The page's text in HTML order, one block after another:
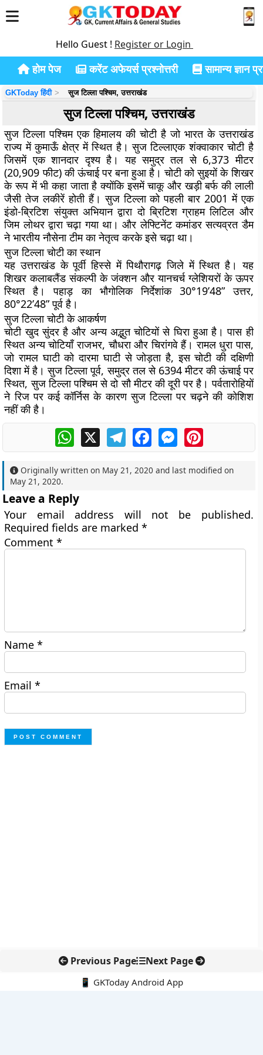
Hello Guest ! Register or Login
होम पेज करेंट अफेयर्स प्रश्नोत्तरी सामान्य ज्ञान
GKToday हिंदी सुज टिल्ला पश्चिम, उत्तराखंड
सुज टिल्ला पश्चिम, उत्तराखंड
सुज टिल्ला पश्चिम एक हिमालय की चोटी है जो भारत के उत्तराखंड
राज्य में कुमाऊँ क्षेत्र में स्थित है। सुज टिल्लाएक शंक्वाकार चोटी है
जिसमें एक शानदार दृश्य है। यह समुद्र तल से 6,373 मीटर
(20,909 फीट) की ऊंचाई पर बना हुआ है। चोटी को सुइयों के शिखर
के रूप में भी कहा जाता है क्योंकि इसमें चाकू और खड़ी बर्फ की लाली
जैसी तेज लकीरें होती हैं। सुज टिल्ला को पहली बार 2001 में एक
इंडो-ब्रिटिश संयुक्त अभियान द्वारा दो ब्रिटिश ग्राहम लिटिल और
जिम लोथर द्वारा चढ़ा गया था। और लेफ्टिनेंट कमांडर सत्यव्रत डैम
ने भारतीय नौसेना टीम का नेतृत्व करके इसे चढ़ा था।
सुज टिल्ला चोटी का स्थान
यह उत्तराखंड के पूर्वी हिस्से में पिथौरागढ़ जिले में स्थित है। यह
शिखर कलाबलैंड संकल्पी के जंक्शन और यानचर्च ग्लेशियरों के ऊपर
स्थित है। पहाड़ का भौगोलिक निर्देशांक 30°19’48” उत्तर,
80°22’48” पूर्व है।
सुज टिल्ला चोटी के आकर्षण
चोटी खुद सुंदर है और अन्य अद्भुत चोटियों से घिरा हुआ है। पास ही
स्थित अन्य चोटियाँ राजभर, चौधरा और चिरांगवे हैं। रामल धुरा पास,
जो रामल घाटी को दारमा घाटी से जोड़ता है, इस चोटी की दक्षिणी
दिशा में है। सुज टिल्ला पूर्व, समुद्र तल से 6394 मीटर की ऊंचाई पर
स्थित, सुज टिल्ला पश्चिम से दो सौ मीटर की दूरी पर है। पर्वतारोहियों
ने रिज पर कई कॉर्निस के कारण सुज टिल्ला पर चढ़ने की कोशिश
नहीं की है।
WhatsApp
X TelegramFacebookMessengerPinterest
Originally written on May 21, 2020 and last modified on
May 21, 2020.
Leave a Reply
Your email address will not be published.
Required fields are marked*
Comment*
Name*
Email*
Previous Page Next Page
📱 GKToday Android App